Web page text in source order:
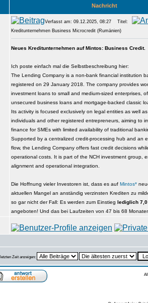
Nachricht
Verfasst am: 09.12.2025, 08:27
Titel:
Kreditunternehmen Business Microcredit (Rumänien)
Neues Kreditunternehmen auf Mintos: Business Credit.
Ich poste einfach mal die Selbstbeschreibung hier:
The Lending Company is a non-bank financial institution
registered on 29 January 2018. The company provides
investment loans to small and medium-sized enterprises,
unsecured business loans and mortgage-backed classic
Its activity is focused exclusively on legal entities as well
individuals and other registered entrepreneurs, aiming to
finance for SMEs with limited availability of traditional
Supported by a centralized credit-processing hub and an
flow, the Lending Company offers fast credit decisions
operational costs. It is part of the NCH investment group,
alignment and operational integration.
Die Hoffnung vieler Investoren ist, dass es auf Mintos*
aktuellen Mangel an anständig verzinsten Krediten zu
so gar nicht der Fall: Es werden zum Einstieg lediglich
angeboten! Und das bei Laufzeiten von 47 bis 68
Zeit anzeigen: